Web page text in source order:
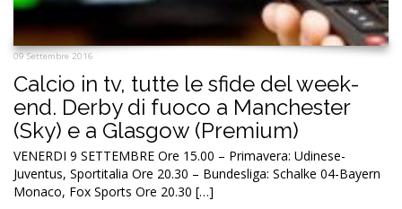
09 Settembre 2016
Calcio in tv, tutte le sfide del week-
end. Derby di fuoco a Manchester
(Sky) e a Glasgow (Premium)
VENERDI 9 SETTEMBRE Ore 15.00 – Primavera: Udinese-
Juventus, Sportitalia Ore 20.30 – Bundesliga: Schalke 04-Bayern
Monaco, Fox Sports Ore 20.30 […]